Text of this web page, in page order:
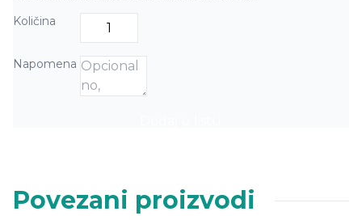
Količina
Napomena
Povezani proizvodi